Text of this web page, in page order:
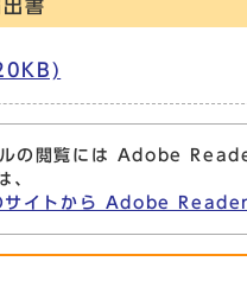
書
の閲覧には Adobe
、
イトから Adobe Reader